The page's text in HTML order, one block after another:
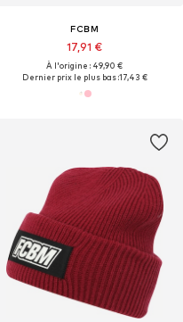
FCBM
17,91 €
À l'origine : 49,90 €
Dernier prix le plus bas :17,43 €